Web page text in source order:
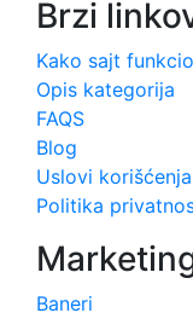
Brzi
Kako sajt
Opis kategorija
FAQS
Blog
Uslovi korišćenja
Politika
Baneri